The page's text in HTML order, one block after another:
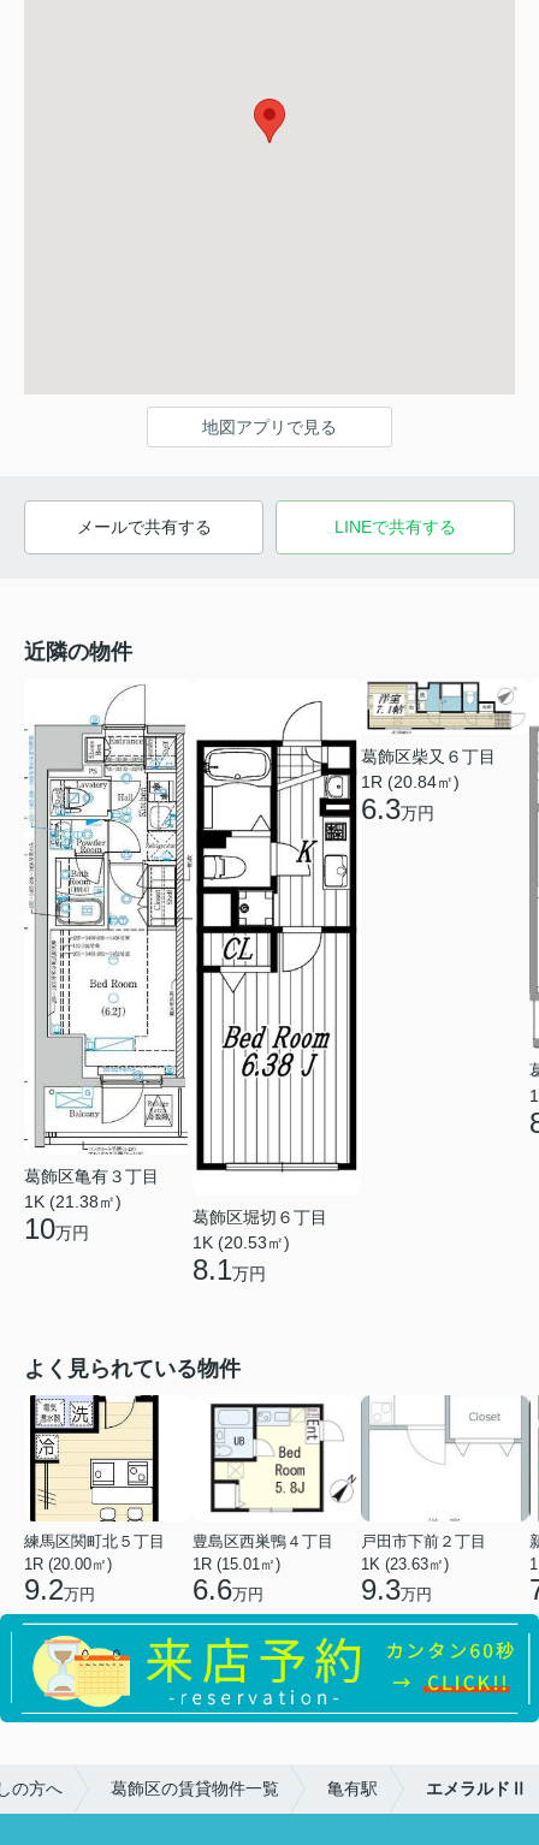
地図アプリで見る
メールで共有する LINEで共有する
近隣の物件
葛飾区亀有３丁目
1K (21.38㎡)
10万円
葛飾区堀切６丁目
1K (20.53㎡)
8.1万円
葛飾区柴又６丁目
1R (20.84㎡)
6.3万円
よく見られている物件
練馬区関町北５丁目
1R (20.00㎡)
9.2万円
豊島区西巣鴨４丁目
1R (15.01㎡)
6.6万円
戸田市下前２丁目
1K (23.63㎡)
9.3万円
の方へ 葛飾区の賃貸物件一覧 亀有駅 エメラルドⅡ